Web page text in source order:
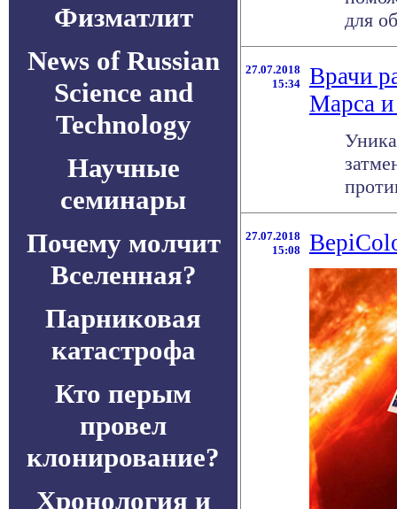
Физматлит
News of Russian
Science and
Technology
Научные
семинары
Почему молчит
Вселенная?
Парниковая
катастрофа
Кто перым
провел
клонирование?
Хронология и
для
27.07.2018
15:34
Врачи
Марса и
27.07.2018
15:08